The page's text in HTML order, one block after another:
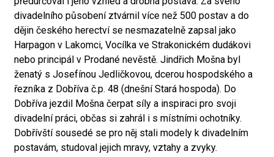
divadelního působení ztvárnil více než 500 postav a do
dějin českého herectví se nesmazatelně zapsal jako
Harpagon v Lakomci, Vocílka ve Strakonickém dudákovi
nebo principál v Prodané nevěstě. Jindřich Mošna byl
ženatý s Josefínou Jedličkovou, dcerou hospodského a
řezníka z Dobříva č.p. 48 (dnešní Stará hospoda). Do
Dobříva jezdil Mošna čerpat síly a inspiraci pro svoji
divadelní práci, občas si zahrál i s místními ochotníky.
Dobřívští sousedé se pro něj stali modely k divadelním
postavám, studoval jejich mravy, vztahy a zvyky.